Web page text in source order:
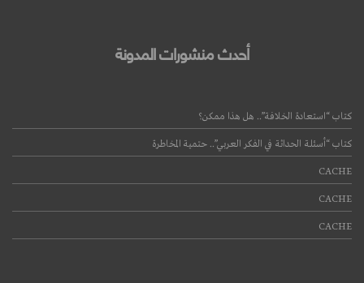
أحدث منشورات المدونة
كتاب “استعادة الخلافة”.. هل هذا ممكن؟
كتاب “أسئلة الحداثة في الفكر العربي”.. حتمية المخاطرة
CACHE
CACHE
CACHE